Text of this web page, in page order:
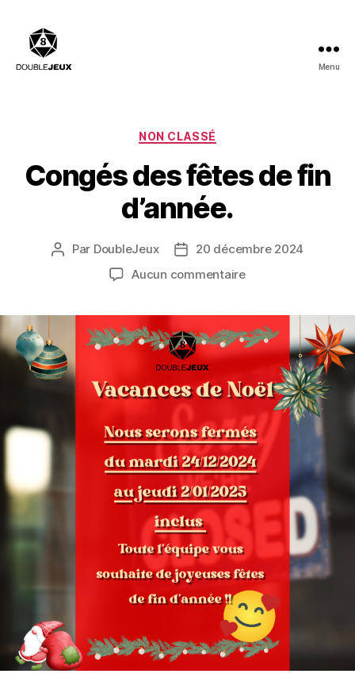
billard,
Bar
Menu
Catégories
NON CLASSÉ
Congés des fêtes de fin
d’année.
Auteur
Par DoubleJeux
Date20 décembre 2024
Aucun commentairesur
fêtes
de
d’année.